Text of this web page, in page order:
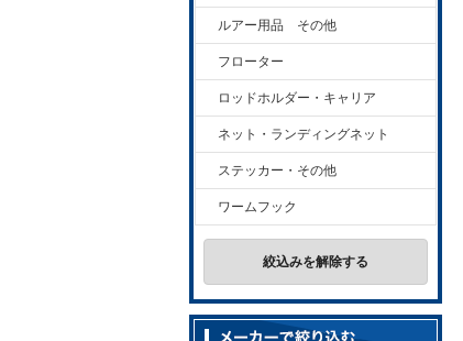
ルアー用品 その他
フローター
ロッドホルダー・キャリア
ネット・ランディングネット
ステッカー・その他
ワームフック
絞込みを解除する